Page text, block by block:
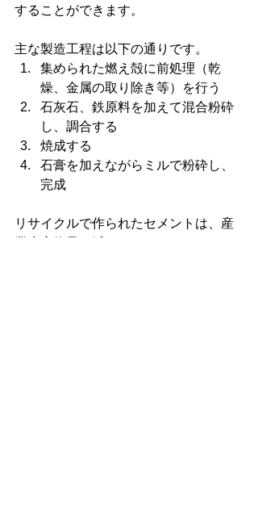
することができます。
主な製造工程は以下の通りです。
集められた燃え殻に前処理（乾
燥、金属の取り除き等）を行う
石灰石、鉄原料を加えて混合粉砕
し、調合する
焼成する
石膏を加えながらミルで粉砕し、
完成
リサイクルで作られたセメントは、産